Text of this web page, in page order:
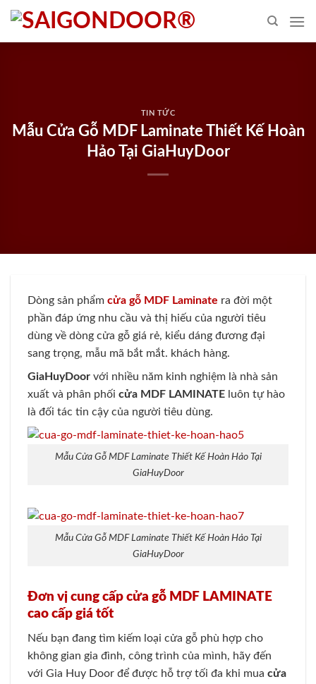
Skip
content
TIN TỨC
Mẫu Cửa Gỗ MDF Laminate Thiết Kế Hoàn
Hảo Tại GiaHuyDoor
Dòng sản phẩm cửa gỗ MDF Laminate ra đời một
phần đáp ứng nhu cầu và thị hiếu của người tiêu
dùng về dòng cửa gỗ giá rẻ, kiểu dáng đương đại
sang trọng, mẫu mã bắt mắt. khách hàng.
GiaHuyDoor với nhiều năm kinh nghiệm là nhà sản
xuất và phân phối cửa MDF LAMINATE luôn tự hào
là đối tác tin cậy của người tiêu dùng.
Mẫu Cửa Gỗ MDF Laminate Thiết Kế Hoàn Hảo Tại
GiaHuyDoor
Mẫu Cửa Gỗ MDF Laminate Thiết Kế Hoàn Hảo Tại
GiaHuyDoor
Đơn vị cung cấp cửa gỗ MDF LAMINATE
cao cấp giá tốt
Nếu bạn đang tìm kiếm loại cửa gỗ phù hợp cho
không gian gia đình, công trình của mình, hãy đến
với Gia Huy Door để được hỗ trợ tối đa khi mua cửa